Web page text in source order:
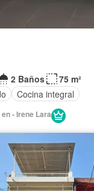
2 Baños
75 m²
Cocina integral
- Irene Lara